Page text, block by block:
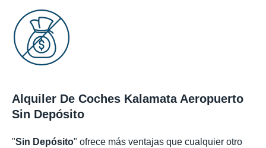
Alquiler De Coches Kalamata Aeropuerto
Sin Depósito
"Sin Depósito" ofrece más ventajas que cualquier otro